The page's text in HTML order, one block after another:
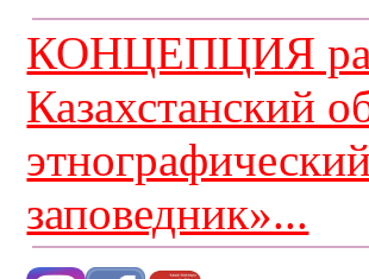
КОНЦЕПЦИЯ
Казахстанский
заповедник»...